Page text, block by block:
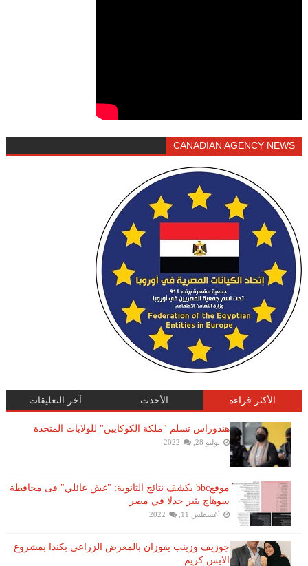
CANADIAN AGENCY NEWS
الأكثر قراءة الأحدث آخر التعليقات
هندوراس تسلم "ملكة الكوكايين" للولايات المتحدة
يوليو 28, 2022
موقعbbc يكشف نتائج الثانوية: "غش عائلي" فى محافظة
سوهاج يثير جدلا في مصر
أغسطس 11, 2022
جوزيف وزينب يفوزان بالمعرض الزراعي بكندا بمشروع
الايس كريم